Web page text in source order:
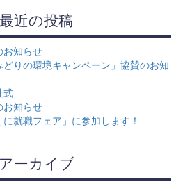
最近の投稿
お知らせ
どりの環境キャンペーン」協賛のお知
式
お知らせ
に就職フェア」に参加します！
アーカイブ